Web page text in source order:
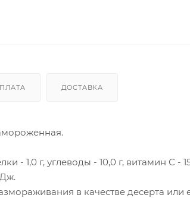
ДОСТАВКА
- 1,0 г, углеводы - 10,0 г, витамин С -
в качестве десерта